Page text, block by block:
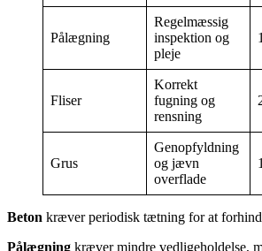
Pålægning
Regelmæssig
inspektion og
pleje
Fliser
Korrekt
fugning og
rensning
Grus
Genopfyldning
og jævn
overflade
Beton kræver periodisk tætning for at
Pålægning kræver mindre vedligeholdelse,